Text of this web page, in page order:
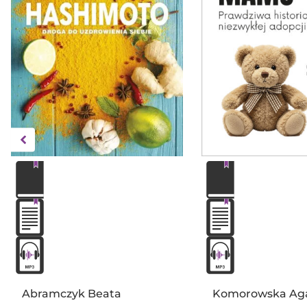
Abramczyk Beata Komorowska